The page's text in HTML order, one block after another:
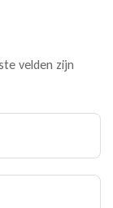
velden zijn